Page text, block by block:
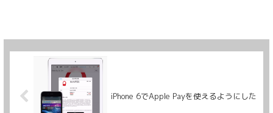
iPhone 6でApple Payを使えるようにした